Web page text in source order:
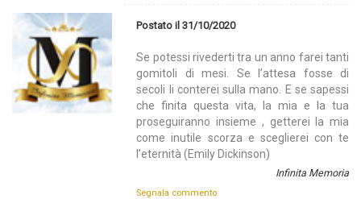
Postato il 31/10/2020
Se potessi rivederti tra un anno farei tanti
gomitoli di mesi. Se l’attesa fosse di
secoli li conterei sulla mano. E se sapessi
che finita questa vita, la mia e la tua
proseguiranno insieme , getterei la mia
come inutile scorza e sceglierei con te
l’eternità (Emily Dickinson)
Infinita Memoria
Segnala commento